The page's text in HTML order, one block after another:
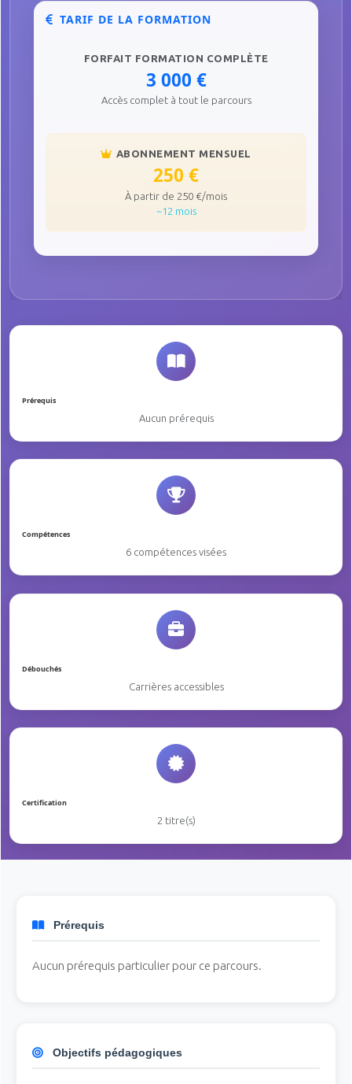
TARIF DE LA FORMATION
FORFAIT FORMATION COMPLÈTE
3 000 €
Accès complet à tout le parcours
ABONNEMENT MENSUEL
250 €
À partir de 250 €/mois
~12 mois
Prérequis
Aucun prérequis
Compétences
6 compétences visées
Débouchés
Carrières accessibles
Certification
2 titre(s)
Prérequis
Aucun prérequis particulier pour ce parcours.
Objectifs pédagogiques